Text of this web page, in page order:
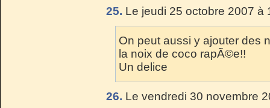
25. Le jeudi 25 octobre 2007 à
On peut aussi y ajouter des
la noix de coco rapÃ©e!!
Un delice
26. Le vendredi 30 novembre